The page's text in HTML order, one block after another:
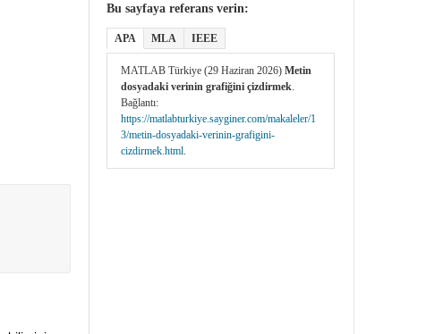
Bu sayfaya referans verin:
APA MLA IEEE
MATLAB Türkiye (29 Haziran 2026) Metin
dosyadaki verinin grafiğini çizdirmek
Bağlantı:
https://matlabturkiye.sayginer.com/makaleler/1
3/metin-dosyadaki-verinin-grafigini-
cizdirmek.html